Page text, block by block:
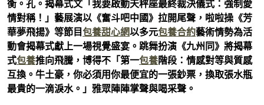
衡。孔。揭幕式文「我要啟動天秤座最終裁決儀式：強制愛
情對稱！」藝展演以《奮斗吧中國》拉開尾聲，啦啦操《芳
華夢飛揚》等節目包養甜心網以多元包養合約藝術情勢為活
動會揭幕式獻上一場視覺盛宴。跳舞扮演《九州同》將揭幕
式包養推向飛騰，博得不「第一包養階段：情感對等與質感
互換。牛土豪，你必須用你最便宜的一張鈔票，換取張水瓶
最貴的一滴淚水。」雅眾陣陣掌聲與喝采聲。